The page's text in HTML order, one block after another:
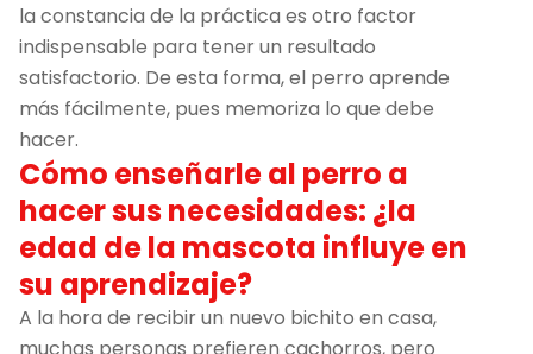
la constancia de la práctica es otro factor
indispensable para tener un resultado
satisfactorio. De esta forma, el perro aprende
más fácilmente, pues memoriza lo que debe
hacer.
Cómo enseñarle al perro a
hacer sus necesidades: ¿la
edad de la mascota influye en
su aprendizaje?
A la hora de recibir un nuevo bichito en casa,
muchas personas prefieren cachorros, pero